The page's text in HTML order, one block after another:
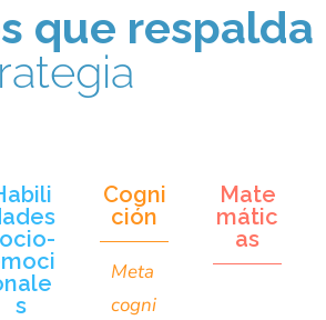
que respalda
s
Cogni
ción
Meta
cogni
Mate
mátic
as